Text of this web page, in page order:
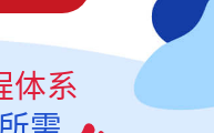
体系